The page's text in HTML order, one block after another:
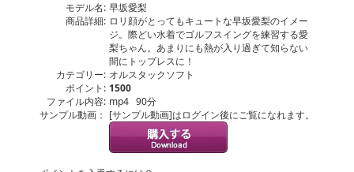
モデル名: 早坂愛梨
商品詳細: ロリ顔がとってもキュートな早坂愛梨のイメー
ジ。際どい水着でゴルフスイングを練習する愛
梨ちゃん。あまりにも熱が入り過ぎて知らない
間にトップレスに！
カテゴリー: オルスタックソフト
ポイント: 1500
ファイル内容: mp4 90分
サンプル動画： [サンプル動画]はログイン後にご覧になれます。